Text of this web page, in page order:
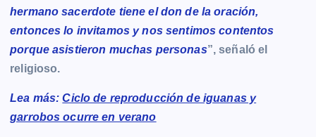
hermano sacerdote tiene el don de la oración,
entonces lo invitamos y nos sentimos contentos
porque asistieron muchas personas”, señaló el
religioso.
Lea más:Ciclo de reproducción de iguanas y
garrobos ocurre en verano